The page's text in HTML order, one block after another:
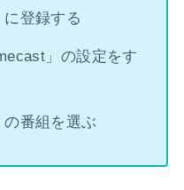
に登録する
」の設定をす
の番組を選ぶ